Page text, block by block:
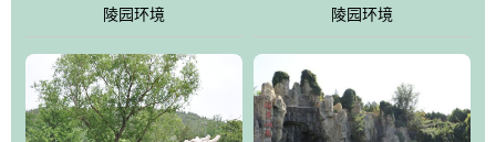
陵园环境 陵园环境